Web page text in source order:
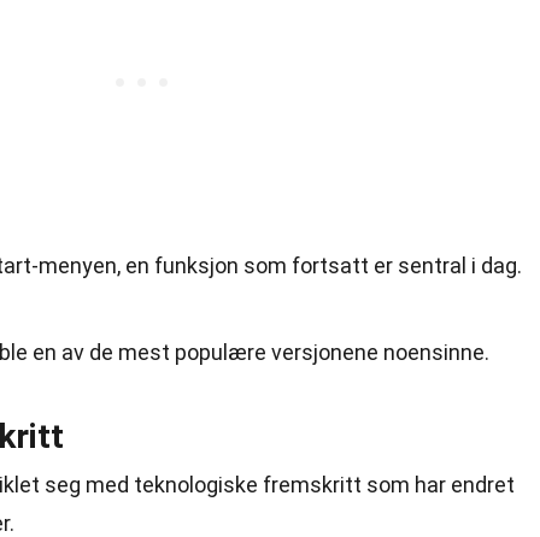
menyen, en funksjon som fortsatt er sentral i dag.
en av de mest populære versjonene noensinne.
seg med teknologiske fremskritt som har endret